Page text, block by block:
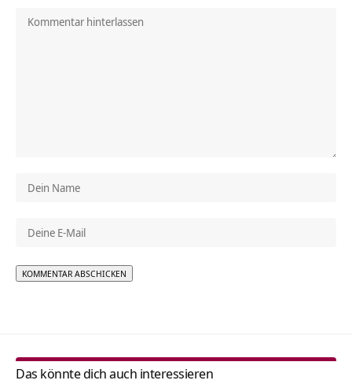
Das könnte dich auch interessieren